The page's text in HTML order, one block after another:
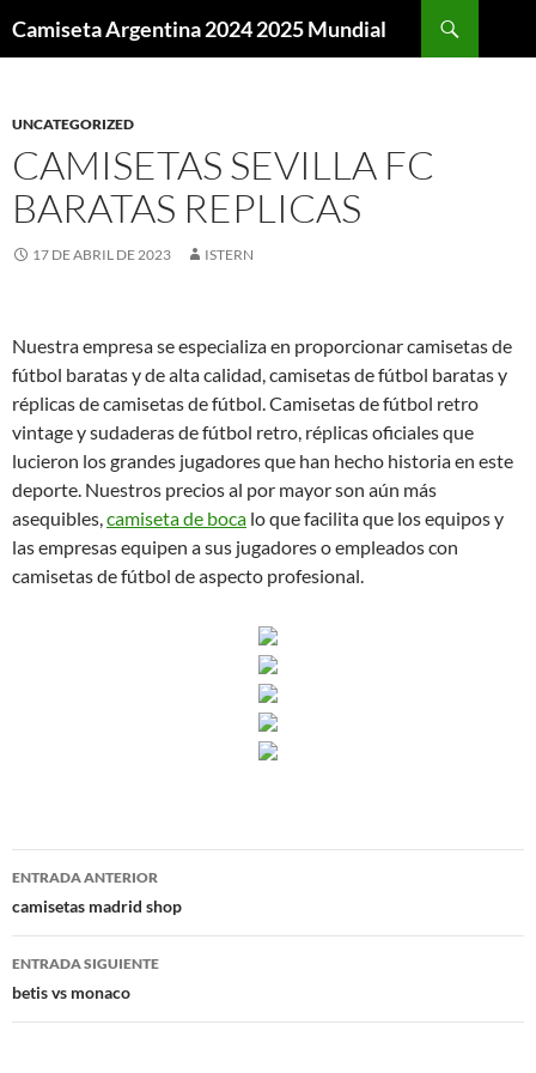
Camiseta Argentina 2024 2025 Mundial
UNCATEGORIZED
CAMISETAS SEVILLA FC
BARATAS REPLICAS
17 DE ABRIL DE 2023 ISTERN
Nuestra empresa se especializa en proporcionar camisetas de
fútbol baratas y de alta calidad, camisetas de fútbol baratas y
réplicas de camisetas de fútbol. Camisetas de fútbol retro
vintage y sudaderas de fútbol retro, réplicas oficiales que
lucieron los grandes jugadores que han hecho historia en este
deporte. Nuestros precios al por mayor son aún más
asequibles,camiseta de boca lo que facilita que los equipos y
las empresas equipen a sus jugadores o empleados con
camisetas de fútbol de aspecto profesional.
Navegación
de
entradas
ENTRADA ANTERIOR
camisetas madrid shop
ENTRADA SIGUIENTE
betis vs monaco